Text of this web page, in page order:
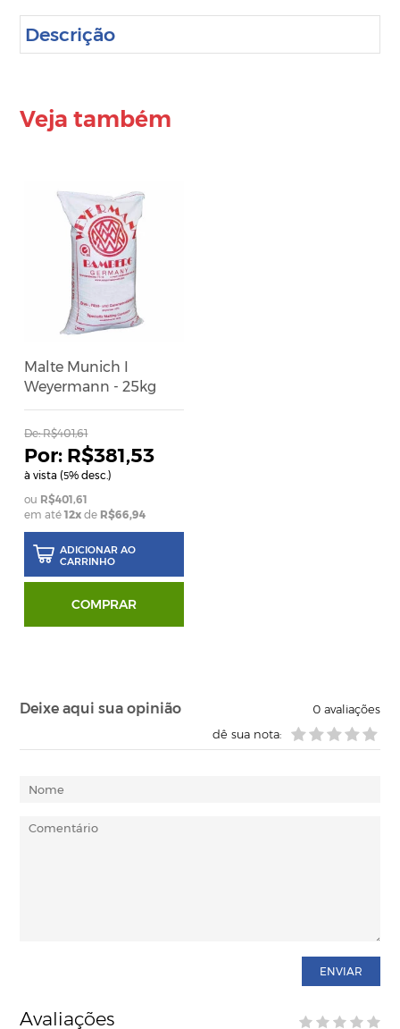
Descrição
Veja também
Malte Munich I
Weyermann - 25kg
De:R$401,61
R$381,53
à vista (5% desc.)
R$401,61
em até12x de R$66,94
ADICIONAR AO
CARRINHO
COMPRAR
Deixe aqui sua opinião 0avaliações
dê sua nota:
ENVIAR
Avaliações